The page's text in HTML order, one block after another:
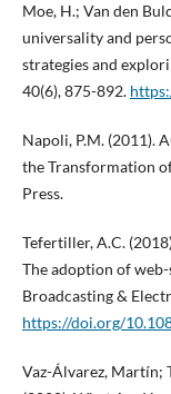
Moe, H.; Van den
universality and
strategies and
40(6), 875-892.
Napoli, P.M. (2011).
the Transformation
Press.
Tefertiller, A.C.
The adoption of
Broadcasting &
https://doi.org/
Vaz-Álvarez, Martín;